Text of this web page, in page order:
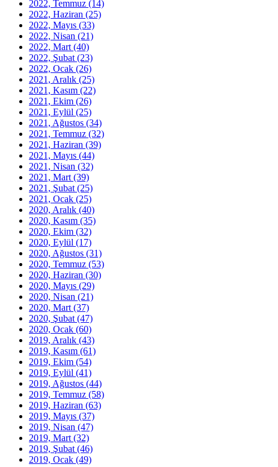
2022, Temmuz (14)
2022, Haziran (25)
2022, Mayıs (33)
2022, Nisan (21)
2022, Mart (40)
2022, Şubat (23)
2022, Ocak (26)
2021, Aralık (25)
2021, Kasım (22)
2021, Ekim (26)
2021, Eylül (25)
2021, Ağustos (34)
2021, Temmuz (32)
2021, Haziran (39)
2021, Mayıs (44)
2021, Nisan (32)
2021, Mart (39)
2021, Şubat (25)
2021, Ocak (25)
2020, Aralık (40)
2020, Kasım (35)
2020, Ekim (32)
2020, Eylül (17)
2020, Ağustos (31)
2020, Temmuz (53)
2020, Haziran (30)
2020, Mayıs (29)
2020, Nisan (21)
2020, Mart (37)
2020, Şubat (47)
2020, Ocak (60)
2019, Aralık (43)
2019, Kasım (61)
2019, Ekim (54)
2019, Eylül (41)
2019, Ağustos (44)
2019, Temmuz (58)
2019, Haziran (63)
2019, Mayıs (37)
2019, Nisan (47)
2019, Mart (32)
2019, Şubat (46)
2019, Ocak (49)